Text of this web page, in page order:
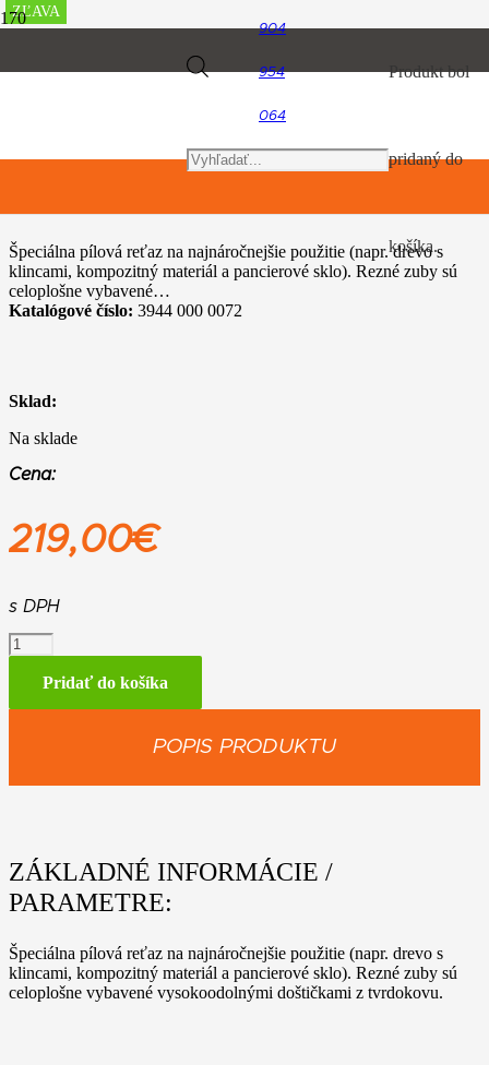
904
954
064
Products
search
Produktbol
pridaný do
košíka.
Motorové píly
Rapid Duro Rescue (RDR)
Špeciálna pílová reťaz na najnáročnejšie použitie (napr. drevo s
klincami, kompozitný materiál a pancierové sklo). Rezné zuby sú
celoplošne vybavené…
Katalógové číslo: 3944 000 0072
Sklad:
Na sklade
Cena:
219,00€
s DPH
množstvo
Rapid
DuroPridať do košíka
POPIS PRODUKTU
ZÁKLADNÉ INFORMÁCIE /
PARAMETRE:
Špeciálna pílová reťaz na najnáročnejšie použitie (napr. drevo s
klincami, kompozitný materiál a pancierové sklo). Rezné zuby sú
celoplošne vybavené vysokoodolnými doštičkami z tvrdokovu.
ZĽAVA
ZĽAVA
ZĽAVA
ZĽAVA
ZĽAVA
ZĽAVA
ZĽAVA
ZĽAVA
ZĽAVA
ZĽAVA